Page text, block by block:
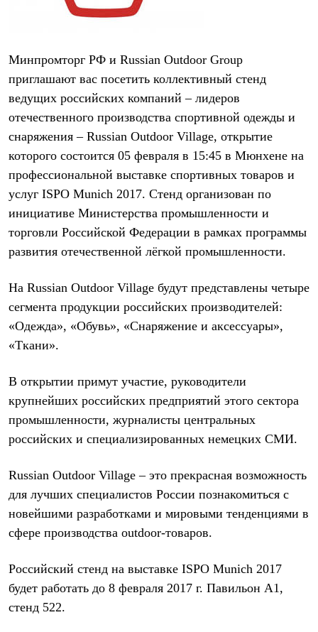
Термобелье
Среднее термобелье
Легкое термобелье
Флисовая одежда
Брюки
Детская одежда
Утепленная пухом
Комбинезоны
Куртки
Брюки
Утепленная синтетикой
Комбинезоны
Куртки
Футболки
Толстовки
Софтшелл одежда
Куртки
Брюки
Жилеты
Комбинезоны
Термобелье
Комплект термобелья
Палатки
Тенты
Аксессуары для палаток
Рюкзаки
Экспедиционные
Городские
Аксессуары для рюкзаков
Спальные мешки
Пуховые
Минпромторг РФ и Russian Outdoor Group
приглашают вас посетить коллективный стенд
ведущих российских компаний – лидеров
отечественного производства спортивной одежды и
снаряжения – Russian Outdoor Village, открытие
которого состоится 05 февраля в 15:45 в Мюнхене на
профессиональной выставке спортивных товаров и
услуг ISPO Munich 2017. Стенд организован по
инициативе Министерства промышленности и
торговли Российской Федерации в рамках программы
развития отечественной лёгкой промышленности.
На Russian Outdoor Village будут представлены четыре
сегмента продукции российских производителей:
«Одежда», «Обувь», «Снаряжение и аксессуары»,
«Ткани».
В открытии примут участие, руководители
крупнейших российских предприятий этого сектора
промышленности, журналисты центральных
российских и специализированных немецких СМИ.
Russian Outdoor Village – это прекрасная возможность
для лучших специалистов России познакомиться с
новейшими разработками и мировыми тенденциями в
сфере производства outdoor-товаров.
Российский стенд на выставке ISPO Munich 2017
будет работать до 8 февраля 2017 г. Павильон А1,
стенд 522.